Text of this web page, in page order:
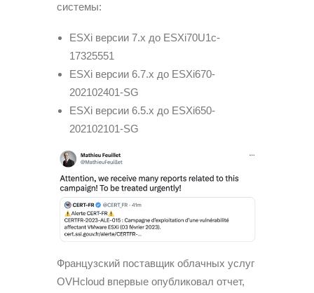
системы:
ESXi версии 7.x до ESXi70U1c-
17325551
ESXi версии 6.7.x до ESXi670-
202102401-SG
ESXi версии 6.5.x до ESXi650-
202102101-SG
Французский поставщик облачных услуг
OVHcloud впервые опубликовал отчет,